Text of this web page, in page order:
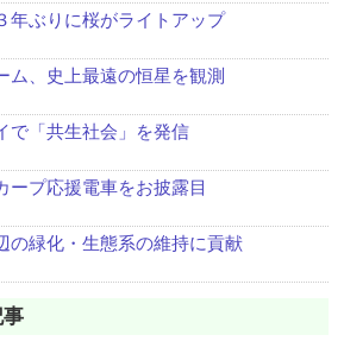
年ぶりに桜がライトアップ
ム、史上最遠の恒星を観測
で「共生社会」を発信
ープ応援電車をお披露目
の緑化・生態系の維持に貢献